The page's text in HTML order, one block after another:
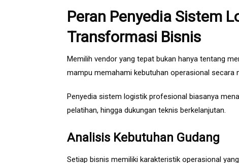
Peran Penyedia Sistem
Transformasi Bisnis
Memilih vendor yang tepat bukan hanya tentang
mampu memahami kebutuhan operasional secara
Penyedia sistem logistik profesional biasanya
pelatihan, hingga dukungan teknis berkelanjutan.
Analisis Kebutuhan Gudang
Setiap bisnis memiliki karakteristik operasional